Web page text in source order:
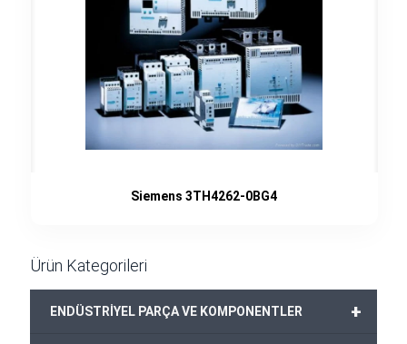
Siemens 3TH4262-0BG4
Ürün Kategorileri
+
ENDÜSTRİYEL PARÇA VE KOMPONENTLER